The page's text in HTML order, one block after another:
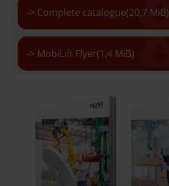
-> Complete catalogue(20,7 MiB)
-> MobiLift Flyer(1,4 MiB)